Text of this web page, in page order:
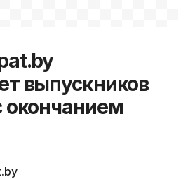
выпускников
окончанием